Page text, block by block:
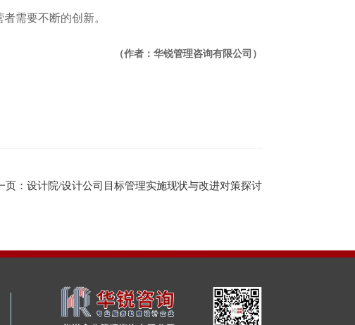
需要不断的创新。
（作者：华锐管理咨询有限公司）
页：设计院/设计公司目标管理实施现状与改进对策探讨